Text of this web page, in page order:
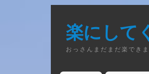
楽にして
おっさんまだまだ楽できま